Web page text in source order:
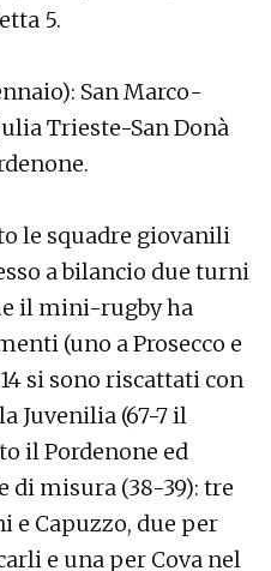
5.
San Marco-
Trieste-San Donà
le squadre giovanili
a bilancio due turni
il mini-rugby ha
(uno a Prosecco e
si sono riscattati con
Juvenilia (67-7 il
il Pordenone ed
di misura (38-39): tre
e Capuzzo, due per
e una per Cova nel